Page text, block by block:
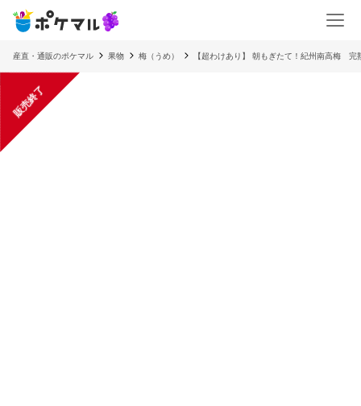
産直・通販のポケマル 果物 梅（うめ） 【超わけあり】 朝もぎたて！紀州南高梅
販売終了